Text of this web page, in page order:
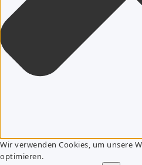
Wir verwenden Cookies, um unsere
optimieren.